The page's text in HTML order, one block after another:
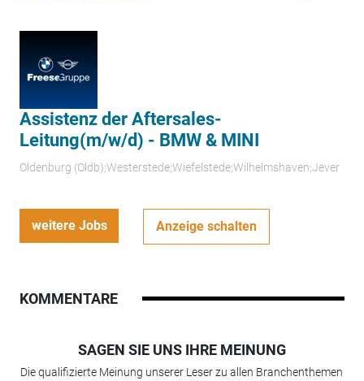
Assistenz der Aftersales-
Leitung(m/w/d) - BMW & MINI
Oldenburg (Oldb);Westerstede;Wiefelstede;Wilhelmshaven;Jever
weitere Jobs Anzeige schalten
KOMMENTARE
SAGEN SIE UNS IHRE MEINUNG
Die qualifizierte Meinung unserer Leser zu allen Branchenthemen